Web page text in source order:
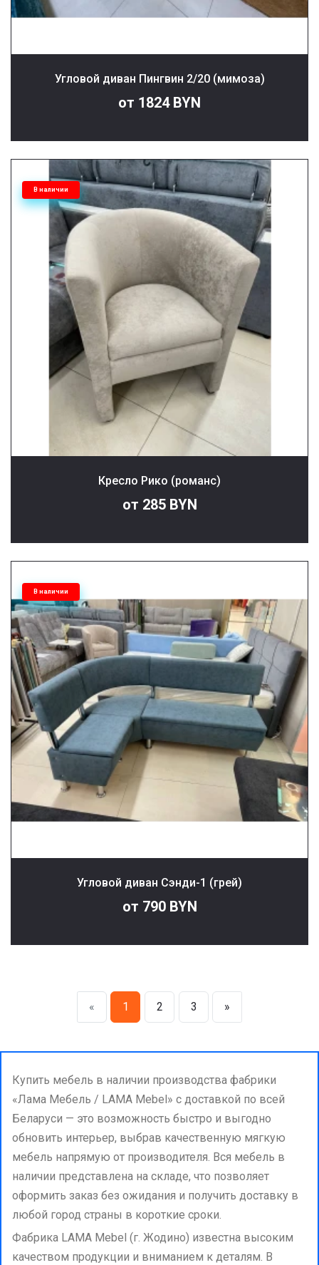
Угловой диван Пингвин 2/20 (мимоза)
от 1824 BYN
В наличии
Кресло Рико (романс)
от 285 BYN
В наличии
Угловой диван Сэнди-1 (грей)
от 790 BYN
« 1 2 3 »
Купить мебель в наличии производства фабрики
«Лама Мебель / LAMA Mebel» с доставкой по всей
Беларуси — это возможность быстро и выгодно
обновить интерьер, выбрав качественную мягкую
мебель напрямую от производителя. Вся мебель в
наличии представлена на складе, что позволяет
оформить заказ без ожидания и получить доставку в
любой город страны в короткие сроки.
Фабрика LAMA Mebel (г. Жодино) известна высоким
качеством продукции и вниманием к деталям. В